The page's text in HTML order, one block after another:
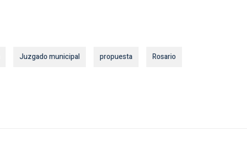
Juzgado municipal propuesta Rosario